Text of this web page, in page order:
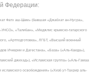
Федерации:
Фатх аш-Шам» (бывшая «Джабхат ан-Нусра»,
«Талибан», «Меджлис крымско-татарского
«Артподготовка», ЛГБТ, «Высший военный
Ичкерии и Дагестана», «База» («Аль-Каида»),
джихад»), «Исламская группа» («Аль-Гамаа
освобождения» («Хизб ут-Тахрир аль-